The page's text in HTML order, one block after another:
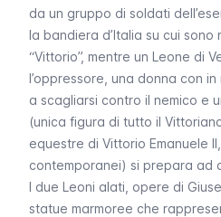
da un gruppo di soldati
la bandiera d’Italia su cui sono
“Vittorio”, mentre un Leone di
l’oppressore, una donna con
a scagliarsi contro il nemico e
(unica figura di tutto il
equestre di Vittorio Emanuele
contemporanei) si prepara ad
I due Leoni alati , opere di
statue marmoree che